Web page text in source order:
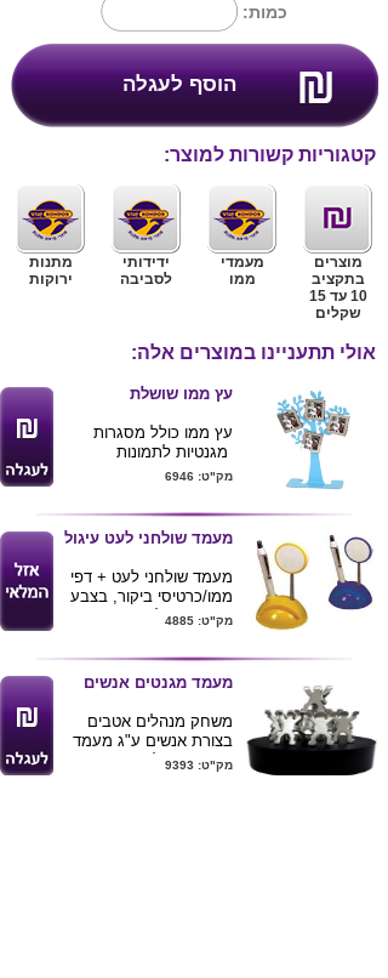
כמות:
קטגוריות קשורות למוצר:
מוצרים
בתקציב
10 עד 15
שקלים
מעמדי
ממו
ידידותי
לסביבה
מתנות
ירוקות
אולי תתעניינו במוצרים אלה:
עץ ממו שושלת
עץ ממו כולל מסגרות
מגנטיות לתמונות
מסגרות 4.5*4 גודל
מק"ט: 6946
מעמד שולחני לעט עיגול
מעמד שולחני לעט + דפי
ממו/כרטיסי ביקור, בצבע
צהוב / כחול
מק"ט: 4885
מעמד מגנטים אנשים
משחק מנהלים אטבים
בצורת אנשים ע"ג מעמד
מגנטי בגודל 7X9 ס"מ
מק"ט: 9393